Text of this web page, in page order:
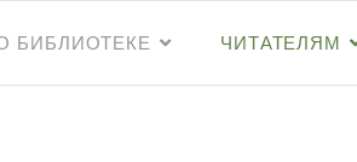
БИБЛИОТЕКЕ ЧИТАТЕЛЯМ